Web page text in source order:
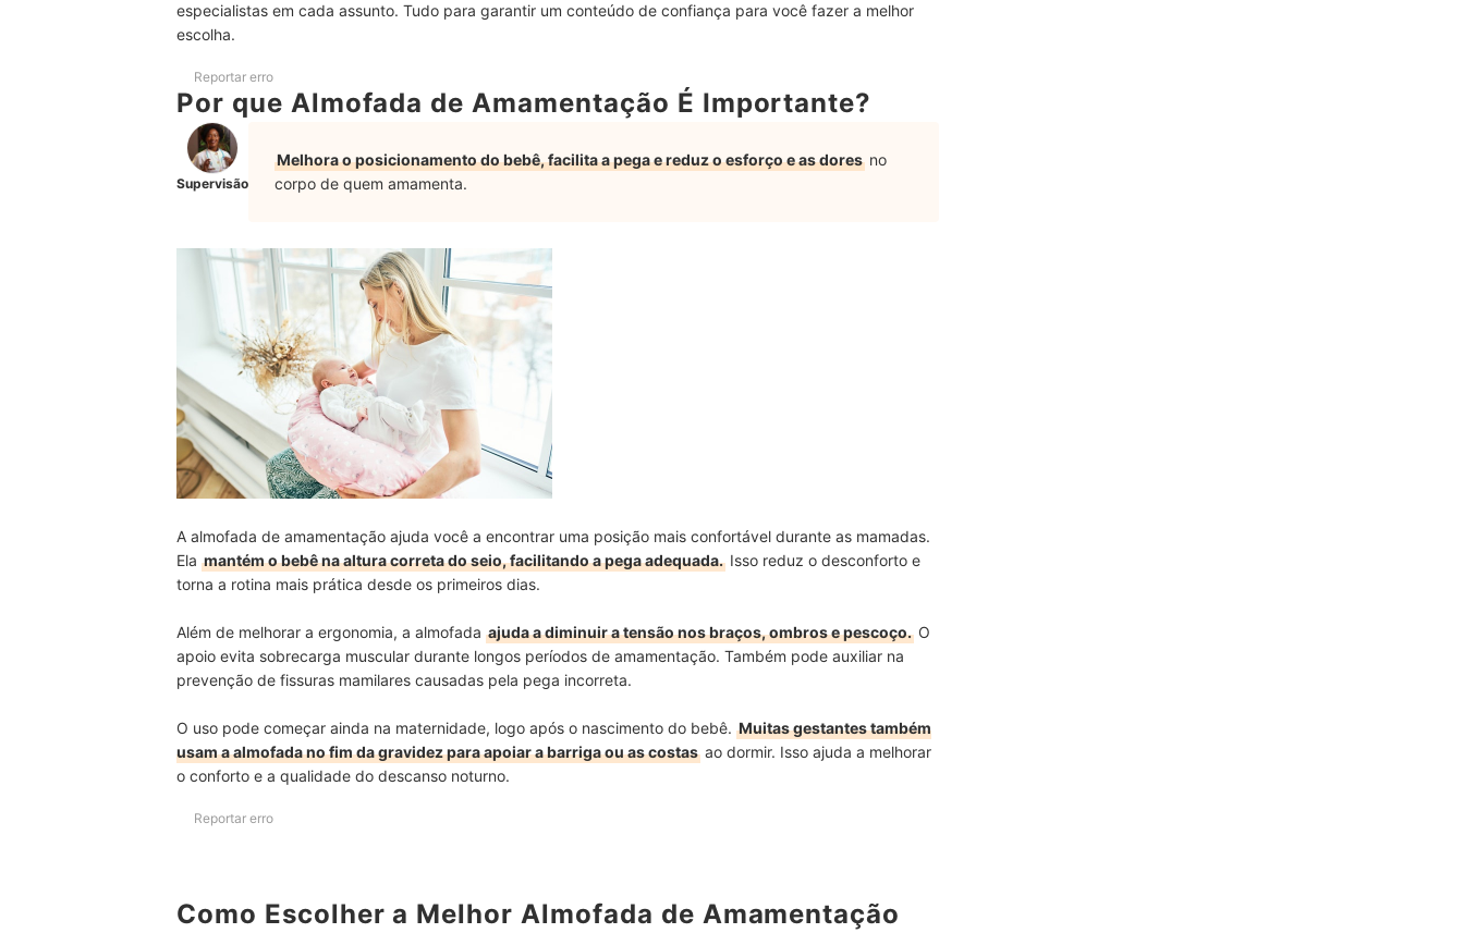
Perguntas Frequentes sobre Almofada de Amamentação
Até Quando Usar Almofada de Amamentação?
Como Lavar e Cuidar da Almofada de Amamentação?
Confira Outras Recomendações que Podem Ajudar no Período de Amamentação
especialistas em cada assunto. Tudo para garantir um conteúdo de confiança para você fazer a melhor
escolha.
Reportar erro
Por que Almofada de Amamentação É Importante?
Supervisão
Melhora o posicionamento do bebê, facilita a pega e reduz o esforço e as dores no
corpo de quem amamenta.
A almofada de amamentação ajuda você a encontrar uma posição mais confortável durante as mamadas.
Ela mantém o bebê na altura correta do seio, facilitando a pega adequada. Isso reduz o desconforto e
torna a rotina mais prática desde os primeiros dias.
Além de melhorar a ergonomia, a almofada ajuda a diminuir a tensão nos braços, ombros e pescoço. O
apoio evita sobrecarga muscular durante longos períodos de amamentação. Também pode auxiliar na
prevenção de fissuras mamilares causadas pela pega incorreta.
O uso pode começar ainda na maternidade, logo após o nascimento do bebê. Muitas gestantes também
usam a almofada no fim da gravidez para apoiar a barriga ou as costas ao dormir. Isso ajuda a melhorar
o conforto e a qualidade do descanso noturno.
Reportar erro
Como Escolher a Melhor Almofada de Amamentação